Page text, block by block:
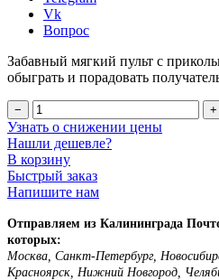
Vk
Вопрос
Забавный мягкий пульт с
обыграть и порадовать
− +
Узнать о снижении цены
Нашли дешевле?
В корзину
Быстрый заказ
Напишите нам
Отправляем из Калининграда
которых:
Москва, Санкт-Петербург,
Красноярск, Нижний Новгород,